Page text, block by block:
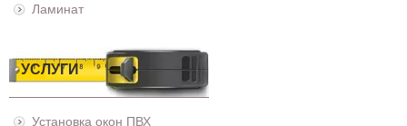
Ламинат
УСЛУГИ
Установка окон ПВХ